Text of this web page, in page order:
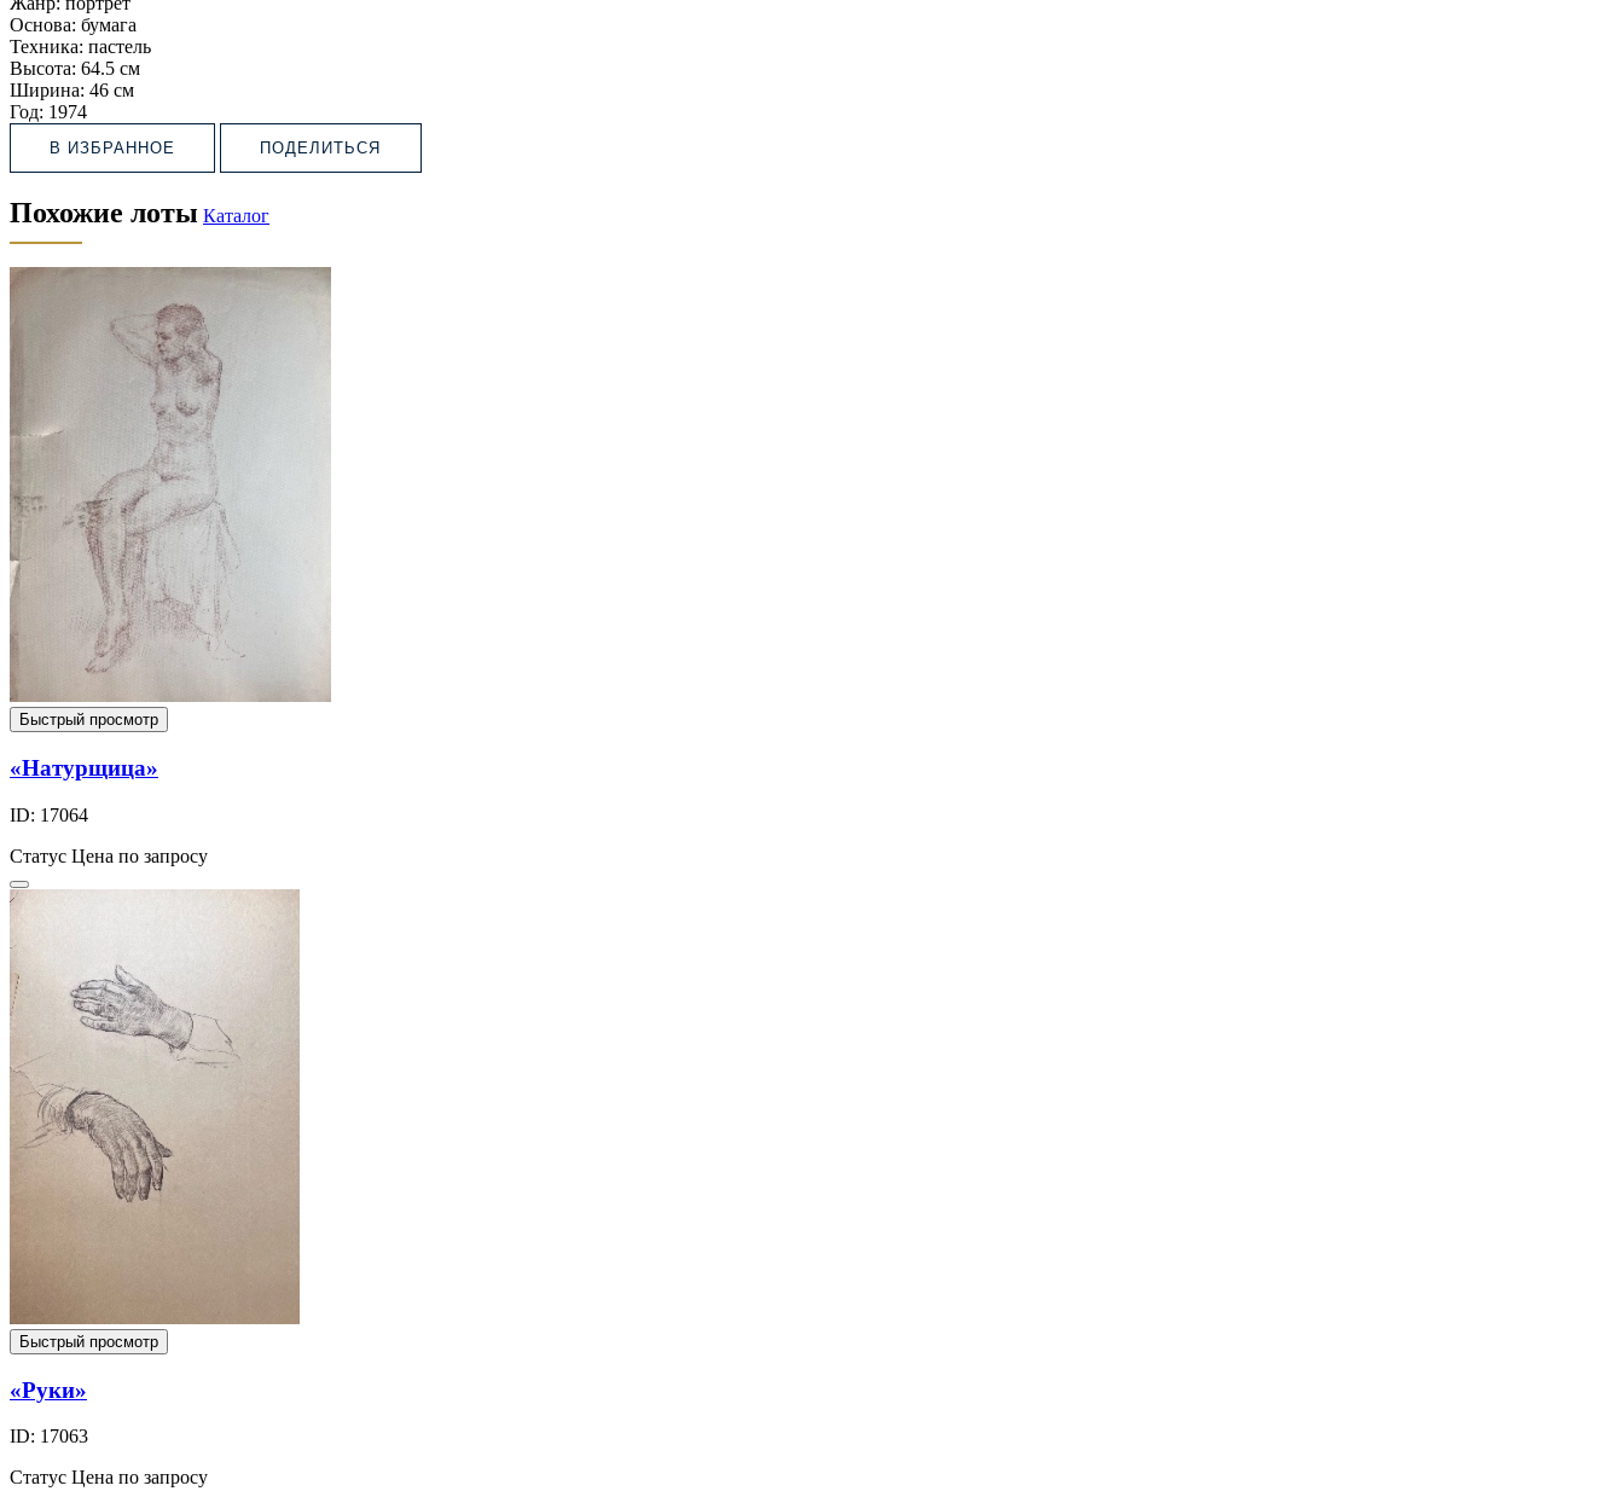
Основа: бумага
Техника: пастель
Высота: 64.5 см
Ширина: 46 см
Год: 1974
В ИЗБРАННОЕ ПОДЕЛИТЬСЯ
Похожие лоты Каталог
Быстрый просмотр
«Натурщица»
ID: 17064
Статус Цена по запросу
Быстрый просмотр
«Руки»
ID: 17063
Статус Цена по запросу